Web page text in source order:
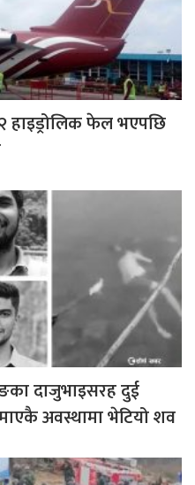
हाइड्रोलिक फेल भएपछि
दाजुभाइसरह दुई
अवस्थामा भेटियो शव